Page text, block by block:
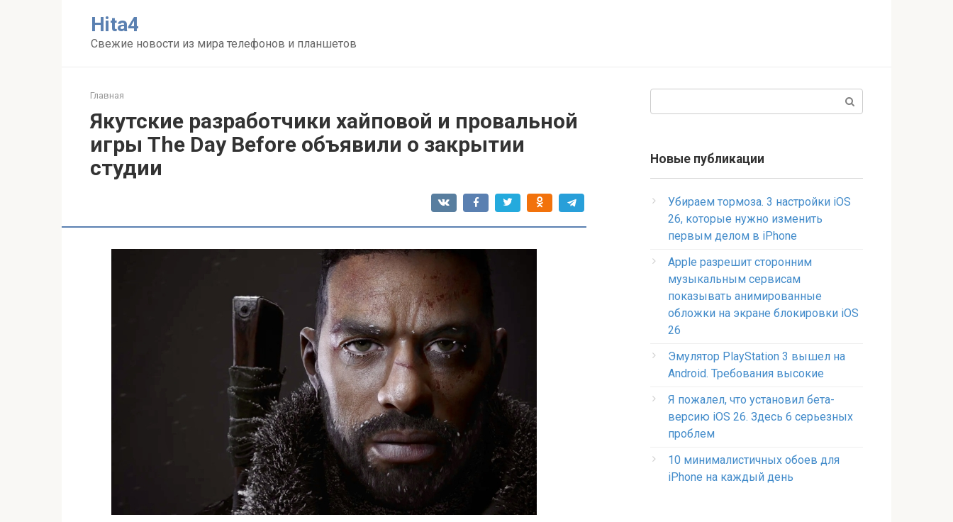
Нita4
Свежие новости из мира телефонов и планшетов
Главная
Якутские разработчики хайповой и провальной
игры The Day Before объявили о закрытии
студии
Новые публикации
Убираем тормоза. 3 настройки iOS
26, которые нужно изменить
первым делом в iPhone
Apple разрешит сторонним
музыкальным сервисам
показывать анимированные
обложки на экране блокировки iOS
26
Эмулятор PlayStation 3 вышел на
Android. Требования высокие
Я пожалел, что установил бета-
версию iOS 26. Здесь 6 серьезных
проблем
10 минималистичных обоев для
iPhone на каждый день